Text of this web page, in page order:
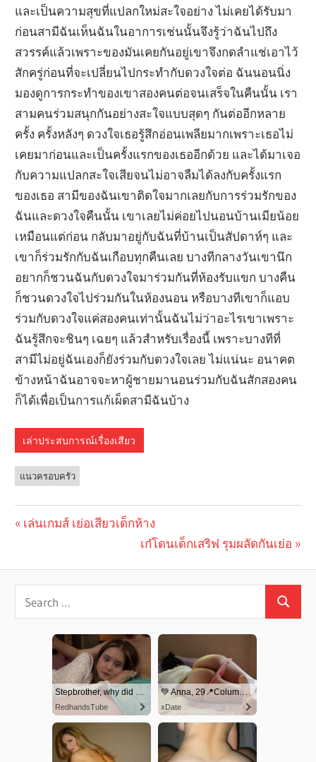
และเป็นความสุขที่แปลกใหม่สะใจอย่าง ไม่เคยได้รับมา
ก่อนสามีฉันเห็นฉันในอาการเช่นนั้นจึงรู้ว่าฉันไปถึง
สวรรค์แล้วเพราะของมันเคยกันอยู่เขาจึงกดลำแช่เอาไว้
สักครู่ก่อนที่จะเปลี่ยนไปกระทำกับดวงใจต่อ ฉันนอนนิ่ง
มองดูการกระทำของเขาสองคนต่อจนเสร็จในคืนนั้น เรา
สามคนร่วมสนุกกันอย่างสะใจแบบสุดๆ กันต่ออีกหลาย
ครั้ง ครั้งหลังๆ ดวงใจเธอรู้สึกอ่อนเพลียมากเพราะเธอไม่
เคยมาก่อนและเป็นครั้งแรกของเธออีกด้วย และได้มาเจอ
กับความแปลกสะใจเสียจนไม่อาจลืมได้ลงกับครั้งแรก
ของเธอ สามีของฉันเขาติดใจมากเลยกับการร่วมรักของ
ฉันและดวงใจคืนนั้น เขาเลยไม่ค่อยไปนอนบ้านเมียน้อย
เหมือนแต่ก่อน กลับมาอยู่กับฉันที่บ้านเป็นสัปดาห์ๆ และ
เขาก็ร่วมรักกับฉันเกือบทุกคืนเลย บางทีกลางวันเขานึก
อยากก็ชวนฉันกับดวงใจมาร่วมกันที่ห้องรับแขก บางคืน
ก็ชวนดวงใจไปร่วมกันในห้องนอน หรือบางทีเขาก็แอบ
ร่วมกับดวงใจแค่สองคนเท่านั้นฉันไม่ว่าอะไรเขาเพราะ
ฉันรู้สึกจะชินๆ เฉยๆ แล้วสำหรับเรื่องนี้ เพราะบางทีที่
สามีไม่อยู่ฉันเองก็ยังร่วมกับดวงใจเลย ไม่แน่นะ อนาคต
ข้างหน้าฉันอาจจะหาผู้ชายมานอนร่วมกับฉันสักสองคน
ก็ได้เพื่อเป็นการแก้เผ็ดสามีฉันบ้าง
เล่าประสบการณ์เรื่องเสียว
แนวครอบครัว
navigation
Previous
เล่นเกมส์ เย่อเสียวเด็กห้าง
Next
เก๋โดนเด็กเสริฟ รุมผลัดกันเย่อ